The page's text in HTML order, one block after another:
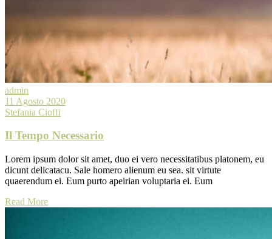
admin
11 Agosto 2020
Stefania Cioffi
Il Tempo Necessario
Lorem ipsum dolor sit amet, duo ei vero necessitatibus platonem, eu
dicunt delicatacu. Sale homero alienum eu sea. sit virtute
quaerendum ei. Eum purto apeirian voluptaria ei. Eum
Read More